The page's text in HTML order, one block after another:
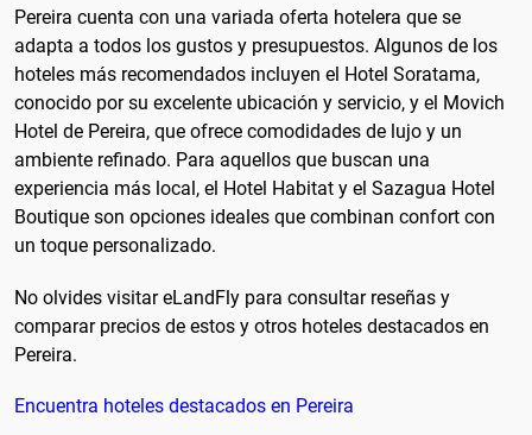
Pereira cuenta con una variada oferta hotelera que se
adapta a todos los gustos y presupuestos. Algunos de los
hoteles más recomendados incluyen el Hotel Soratama,
conocido por su excelente ubicación y servicio, y el Movich
Hotel de Pereira, que ofrece comodidades de lujo y un
ambiente refinado. Para aquellos que buscan una
experiencia más local, el Hotel Habitat y el Sazagua Hotel
Boutique son opciones ideales que combinan confort con
un toque personalizado.
No olvides visitar eLandFly para consultar reseñas y
comparar precios de estos y otros hoteles destacados en
Pereira.
Encuentra hoteles destacados en Pereira